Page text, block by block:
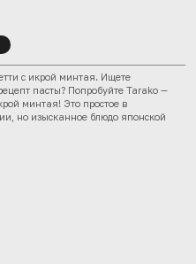
с икрой минтая. Ищете
пасты? Попробуйте Tarako —
минтая! Это простое в
но изысканное блюдо японской